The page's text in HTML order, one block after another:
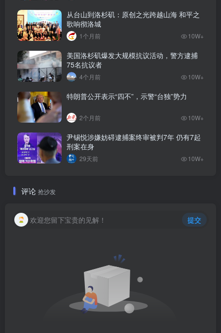
从台山到洛杉矶：原创之光跨越山海 和平之
歌响彻洛城
1个月前 10W+
美国洛杉矶爆发大规模抗议活动，警方逮捕
75名抗议者
4个月前 10W+
特朗普公开表示“四不”，示警“台独”势力
2个月前 10W+
尹锡悦涉嫌妨碍逮捕案终审被判7年 仍有7起
刑案在身
29天前 10W+
评论 抢沙发
欢迎您留下宝贵的见解！ 提交